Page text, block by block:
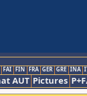
FAI FIN FRA GER GRE INA
AUT Pictures